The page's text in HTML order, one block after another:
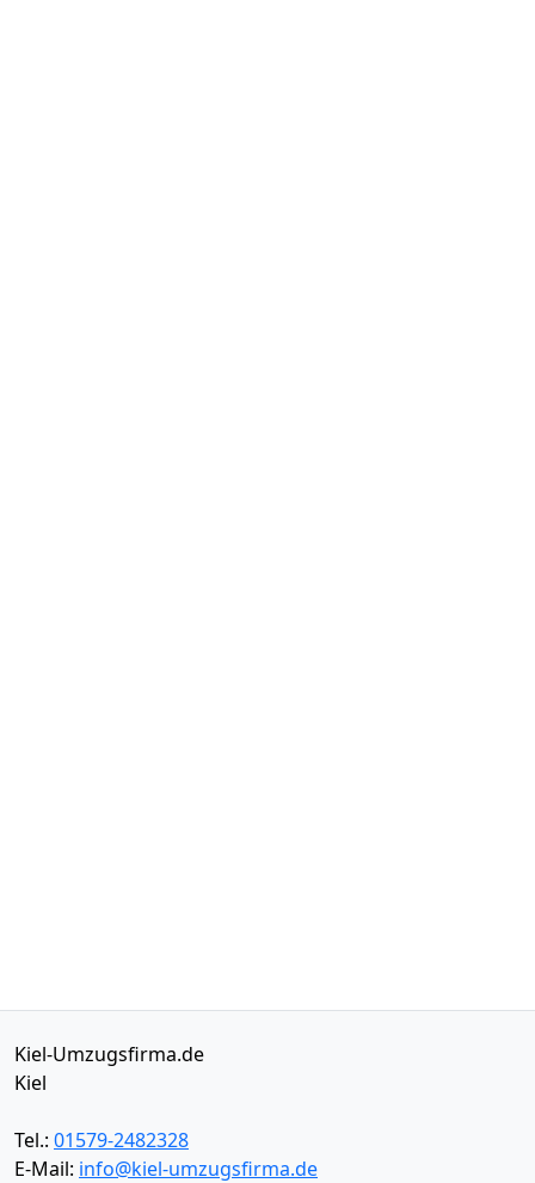
Kiel-Umzugsfirma.de
Kiel
Tel.: 01579-2482328
E-Mail: info@kiel-umzugsfirma.de